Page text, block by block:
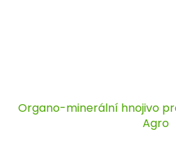
Organo-minerální hnojivo
Agro